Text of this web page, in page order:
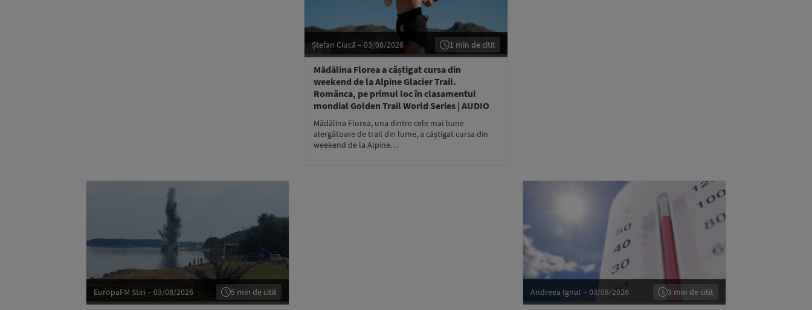
Ștefan Ciucă – 03/08/2026 1 min de citit
Mădălina Florea a câștigat cursa din
weekend de la Alpine Glacier Trail.
Românca, pe primul loc în clasamentul
mondial Golden Trail World Series | AUDIO
Mădălina Florea, una dintre cele mai bune
alergătoare de trail din lume, a câștigat cursa din
weekend de la Alpine…
EuropaFM Stiri – 03/08/2026 5 min de citit Andreea Ignat – 03/08/2026 3 min de citit